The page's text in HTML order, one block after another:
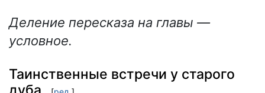
Деление пересказа на главы —
условное.
Таинственные встречи у старого